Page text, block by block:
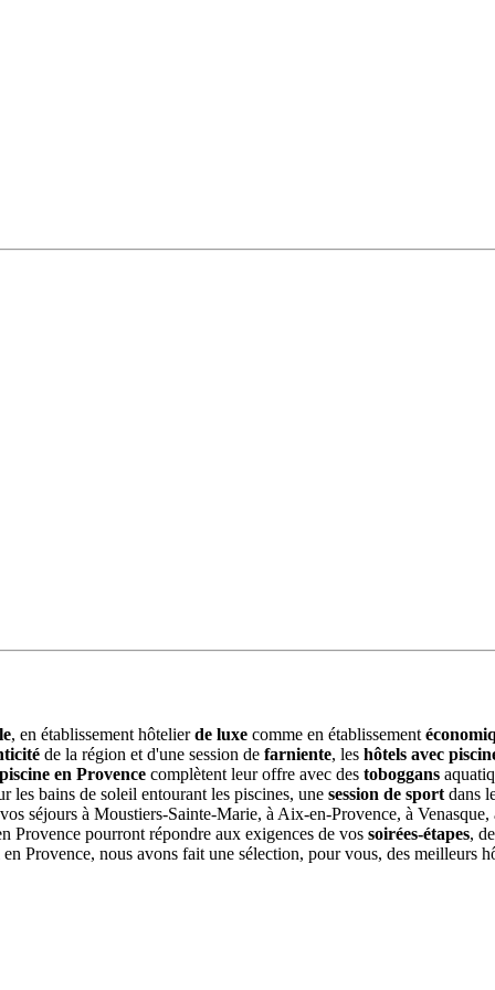
, en établissement hôtelierde luxe comme en établissement
de la région et d'une session de farniente, les hôtels avec
en Provence complètent leur offre avec des toboggans
les bains de soleil entourant les piscines, une session de sport dans
séjours à Moustiers-Sainte-Marie, à Aix-en-Provence, à
Provence pourront répondre aux exigences de vos soirées-étapes,
Provence, nous avons fait une sélection, pour vous, des meilleurs